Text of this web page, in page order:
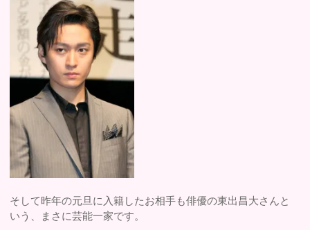
そして昨年の元旦に入籍したお相手も俳優の東出昌大さんと
いう、まさに芸能一家です。